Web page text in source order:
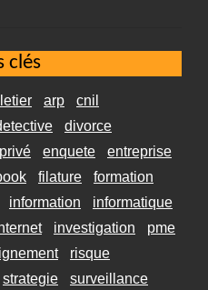
clés
arp
cnil
divorce
enquete
entreprise
filature
formation
information
informatique
investigation
pme
risque
strategie surveillance